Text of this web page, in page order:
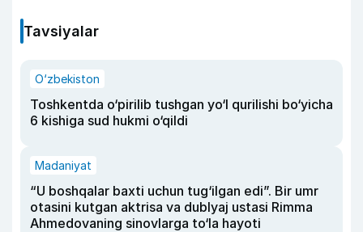
Tavsiyalar
O‘zbekiston
Toshkentda o‘pirilib tushgan yo‘l qurilishi bo‘yicha
6 kishiga sud hukmi o‘qildi
Madaniyat
“U boshqalar baxti uchun tug‘ilgan edi”. Bir umr
otasini kutgan aktrisa va dublyaj ustasi Rimma
Ahmedovaning sinovlarga to‘la hayoti